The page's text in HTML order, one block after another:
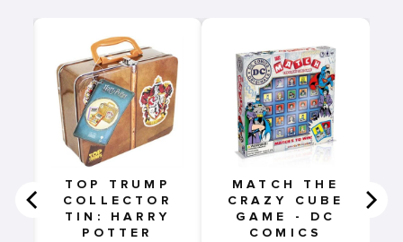
TOP TRUMP
COLLECTOR
TIN: HARRY
POTTER
MATCH THE
CRAZY CUBE
GAME - DC
COMICS